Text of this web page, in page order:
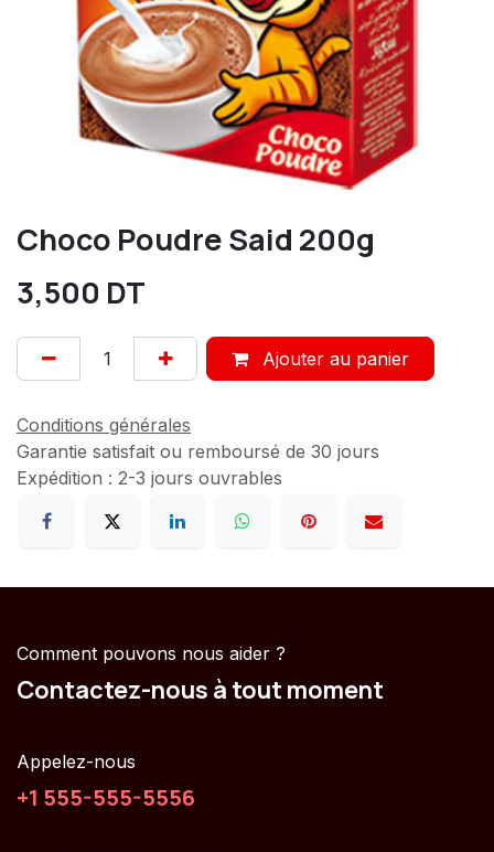
Choco Poudre Said 200g
3,500 DT
Ajouter au panier
Conditions générales
Garantie satisfait ou remboursé de 30 jours
Expédition : 2-3 jours ouvrables
Comment pouvons nous aider ?
Contactez-nous à tout moment
Appelez-nous
+1 555-555-5556